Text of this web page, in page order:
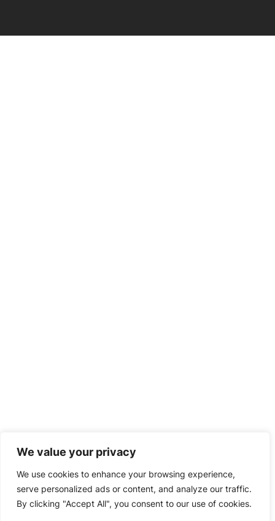
We value your privacy
We use cookies to enhance your browsing experience,
serve personalized ads or content, and analyze our traffic.
By clicking "Accept All", you consent to our use of cookies.